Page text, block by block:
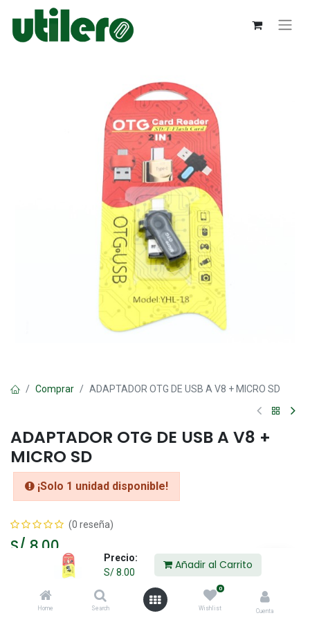
Precio:
S/8.00
Añadir al Carrito
Home Search
0
Wishlist Cuenta
Comprar ADAPTADOR OTG DE USB A V8 + MICRO SD
ADAPTADOR OTG DE USB A V8 +
MICRO SD
¡Solo 1 unidad disponible!
(0 reseña)
S/ 8.00
Añadir al Carrito